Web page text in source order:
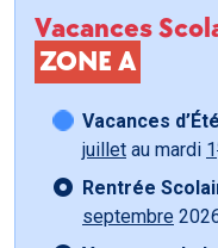
Vacances
ZONE A
Vacances
juillet au mardi 1
Rentrée
septembre